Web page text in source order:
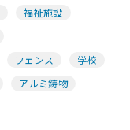
福祉施設
フェンス
学校
アルミ鋳物